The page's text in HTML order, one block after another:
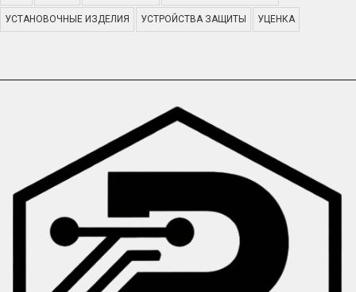
УСТАНОВОЧНЫЕ ИЗДЕЛИЯ УСТРОЙСТВА ЗАЩИТЫ УЦЕНКА